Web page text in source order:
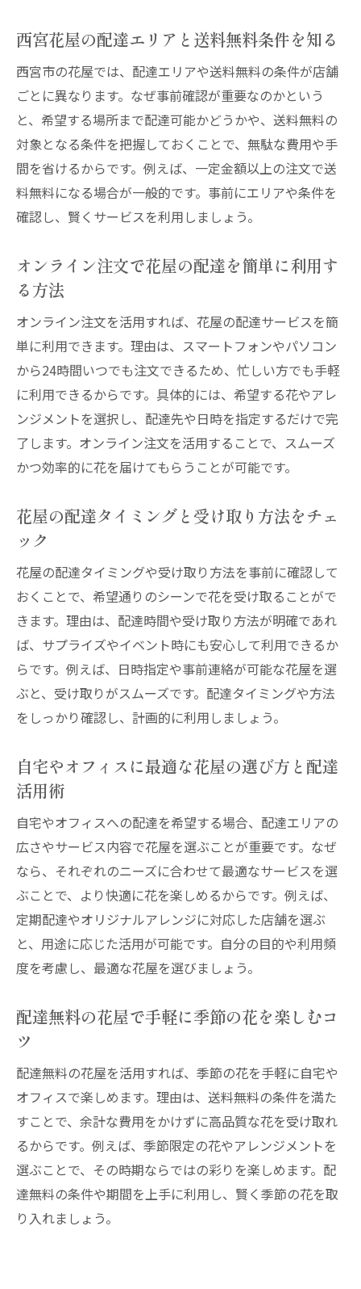
西宮花屋のサービス進化で選び方も変化
おしゃれ花屋の送料無料活用方法最新事情
観葉植物も送料無料で楽しむ新しい花屋利
用法
花屋の配達サービスがライフスタイルを豊
かに
西宮市花屋の新たな価値を送料無料で体感
西宮花屋の配達エリアと送料無料条件を知る
西宮市の花屋では、配達エリアや送料無料の条件が店舗
ごとに異なります。なぜ事前確認が重要なのかという
と、希望する場所まで配達可能かどうかや、送料無料の
対象となる条件を把握しておくことで、無駄な費用や手
間を省けるからです。例えば、一定金額以上の注文で送
料無料になる場合が一般的です。事前にエリアや条件を
確認し、賢くサービスを利用しましょう。
オンライン注文で花屋の配達を簡単に利用す
る方法
オンライン注文を活用すれば、花屋の配達サービスを簡
単に利用できます。理由は、スマートフォンやパソコン
から24時間いつでも注文できるため、忙しい方でも手軽
に利用できるからです。具体的には、希望する花やアレ
ンジメントを選択し、配達先や日時を指定するだけで完
了します。オンライン注文を活用することで、スムーズ
かつ効率的に花を届けてもらうことが可能です。
花屋の配達タイミングと受け取り方法をチェ
ック
花屋の配達タイミングや受け取り方法を事前に確認して
おくことで、希望通りのシーンで花を受け取ることがで
きます。理由は、配達時間や受け取り方法が明確であれ
ば、サプライズやイベント時にも安心して利用できるか
らです。例えば、日時指定や事前連絡が可能な花屋を選
ぶと、受け取りがスムーズです。配達タイミングや方法
をしっかり確認し、計画的に利用しましょう。
自宅やオフィスに最適な花屋の選び方と配達
活用術
自宅やオフィスへの配達を希望する場合、配達エリアの
広さやサービス内容で花屋を選ぶことが重要です。なぜ
なら、それぞれのニーズに合わせて最適なサービスを選
ぶことで、より快適に花を楽しめるからです。例えば、
定期配達やオリジナルアレンジに対応した店舗を選ぶ
と、用途に応じた活用が可能です。自分の目的や利用頻
度を考慮し、最適な花屋を選びましょう。
配達無料の花屋で手軽に季節の花を楽しむコ
ツ
配達無料の花屋を活用すれば、季節の花を手軽に自宅や
オフィスで楽しめます。理由は、送料無料の条件を満た
すことで、余計な費用をかけずに高品質な花を受け取れ
るからです。例えば、季節限定の花やアレンジメントを
選ぶことで、その時期ならではの彩りを楽しめます。配
達無料の条件や期間を上手に利用し、賢く季節の花を取
り入れましょう。